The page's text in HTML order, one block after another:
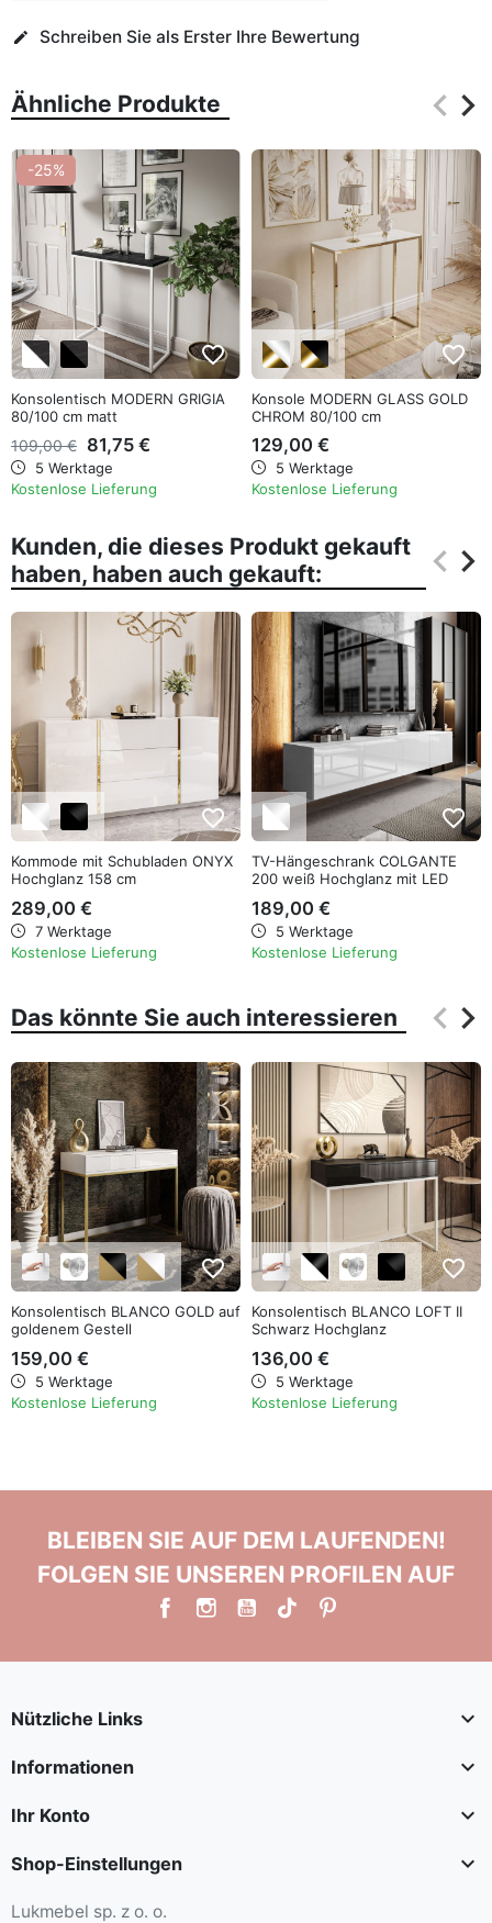
edit Schreiben Sie als Erster Ihre Bewertung
Ähnliche Produkte keyboard_arrow_left
keyboard_arrow_right
-25%
favorite_border
Konsolentisch MODERN GRIGIA
80/100 cm matt
109,00 € 81,75 €
5 Werktage
Kostenlose Lieferung
favorite_border
Konsole MODERN GLASS GOLD
CHROM 80/100 cm
129,00 €
5 Werktage
Kostenlose Lieferung
Kunden, die dieses Produkt gekauft
haben, haben auch gekauft:
keyboard_arrow_left
keyboard_arrow_right
favorite_border
Kommode mit Schubladen ONYX
Hochglanz 158 cm
289,00 €
7 Werktage
Kostenlose Lieferung
favorite_border
TV-Hängeschrank COLGANTE
200 weiß Hochglanz mit LED
189,00 €
5 Werktage
Kostenlose Lieferung
Das könnte Sie auch interessieren keyboard_arrow_left
keyboard_arrow_right
favorite_border
Konsolentisch BLANCO GOLD auf
goldenem Gestell
159,00 €
5 Werktage
Kostenlose Lieferung
favorite_border
Konsolentisch BLANCO LOFT II
Schwarz Hochglanz
136,00 €
5 Werktage
Kostenlose Lieferung
BLEIBEN SIE AUF DEM LAUFENDEN!
FOLGEN SIE UNSEREN PROFILEN AUF
Nützliche Links 
Informationen 
Ihr Konto 
Shop-Einstellungen 
Lukmebel sp. z o. o.